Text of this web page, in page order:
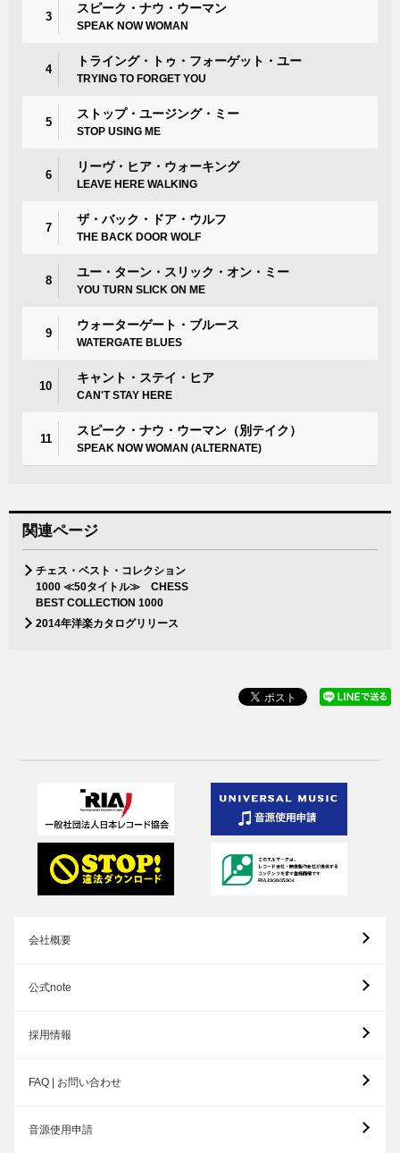
3
スピーク・ナウ・ウーマン
SPEAK NOW WOMAN
4
トライング・トゥ・フォーゲット・ユー
TRYING TO FORGET YOU
5
ストップ・ユージング・ミー
STOP USING ME
6
リーヴ・ヒア・ウォーキング
LEAVE HERE WALKING
7
ザ・バック・ドア・ウルフ
THE BACK DOOR WOLF
8
ユー・ターン・スリック・オン・ミー
YOU TURN SLICK ON ME
9
ウォーターゲート・ブルース
WATERGATE BLUES
10
キャント・ステイ・ヒア
CAN'T STAY HERE
11
スピーク・ナウ・ウーマン（別テイク）
SPEAK NOW WOMAN (ALTERNATE)
関連ページ
チェス・ベスト・コレクション
1000 ≪50タイトル≫ CHESS
BEST COLLECTION 1000
2014年洋楽カタログリリース
会社概要
公式note
採用情報
FAQ | お問い合わせ
音源使用申請